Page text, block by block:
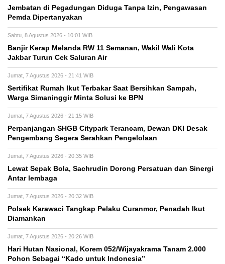
Jembatan di Pegadungan Diduga Tanpa Izin, Pengawasan
Pemda Dipertanyakan
Sabtu, 8 Agustus 2026 - 10:01 WIB
Banjir Kerap Melanda RW 11 Semanan, Wakil Wali Kota
Jakbar Turun Cek Saluran Air
Jumat, 7 Agustus 2026 - 21:41 WIB
Sertifikat Rumah Ikut Terbakar Saat Bersihkan Sampah,
Warga Simaninggir Minta Solusi ke BPN
Jumat, 7 Agustus 2026 - 21:15 WIB
Perpanjangan SHGB Citypark Terancam, Dewan DKI Desak
Pengembang Segera Serahkan Pengelolaan
Jumat, 7 Agustus 2026 - 20:35 WIB
Lewat Sepak Bola, Sachrudin Dorong Persatuan dan Sinergi
Antar lembaga
Jumat, 7 Agustus 2026 - 20:32 WIB
Polsek Karawaci Tangkap Pelaku Curanmor, Penadah Ikut
Diamankan
Jumat, 7 Agustus 2026 - 20:26 WIB
Hari Hutan Nasional, Korem 052/Wijayakrama Tanam 2.000
Pohon Sebagai “Kado untuk Indonesia”